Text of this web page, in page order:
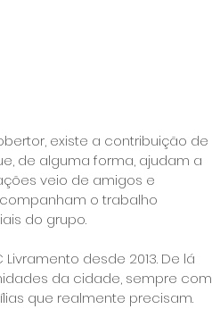
existe a contribuição de
de alguma forma, ajudam a
veio de amigos e
o trabalho
do grupo.
desde 2013. De lá
da cidade, sempre com
que realmente precisam.